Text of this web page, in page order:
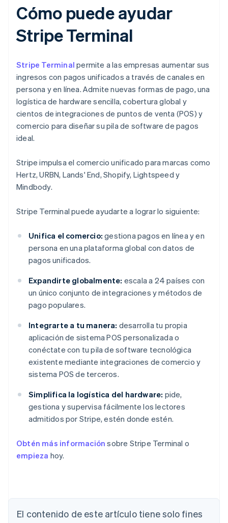
Cómo puede ayudar
Stripe Terminal
Stripe Terminal permite a las empresas aumentar sus
ingresos con pagos unificados a través de canales en
persona y en línea. Admite nuevas formas de pago, una
logística de hardware sencilla, cobertura global y
cientos de integraciones de puntos de venta (POS) y
comercio para diseñar su pila de software de pagos
ideal.
Stripe impulsa el comercio unificado para marcas como
Hertz, URBN, Lands' End, Shopify, Lightspeed y
Mindbody.
Stripe Terminal puede ayudarte a lograr lo siguiente:
Unifica el comercio: gestiona pagos en línea y en
persona en una plataforma global con datos de
pagos unificados.
Expandirte globalmente: escala a 24 países con
un único conjunto de integraciones y métodos de
pago populares.
Integrarte a tu manera: desarrolla tu propia
aplicación de sistema POS personalizada o
conéctate con tu pila de software tecnológica
existente mediante integraciones de comercio y
sistema POS de terceros.
Simplifica la logística del hardware: pide,
gestiona y supervisa fácilmente los lectores
admitidos por Stripe, estén donde estén.
Obtén más información sobre Stripe Terminal o
empieza hoy.
El contenido de este artículo tiene solo fines